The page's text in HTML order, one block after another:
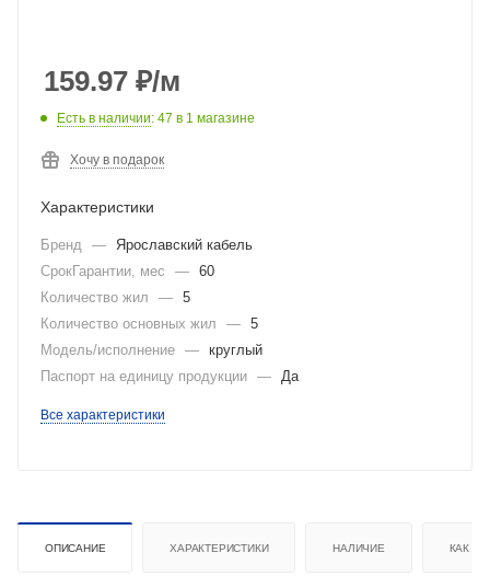
159.97 ₽/м
Есть в наличии: 47 в 1 магазине
Хочу в подарок
Характеристики
Бренд —
Ярославский кабель
СрокГарантии, мес
— 60
Количество жил
— 5
Количество основных жил
— 5
Модель/исполнение — круглый
Паспорт на единицу продукции — Да
Все характеристики
ОПИСАНИЕ ХАРАКТЕРИСТИКИ НАЛИЧИЕ КАК